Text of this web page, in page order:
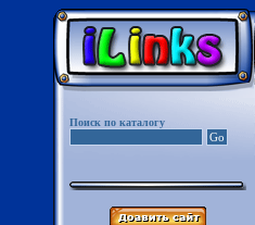
Поиск по каталогу